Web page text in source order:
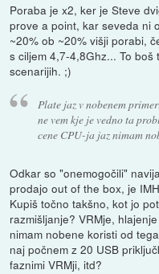
Poraba je x2, ker je Steve
prove a point, kar seveda ni
~20% ob ~20% višji porabi,
s ciljem 4,7-4,8Ghz... To
scenarijih. ;)
Plate jaz v nobenem
ne vem kje je vedno ta
cene CPU-ja jaz nimam
Odkar so "onemogočili"
prodajo out of the box, je
Kupiš točno takšno, kot jo
razmišljanje? VRMje,
nimam nobene koristi od
naj počnem z 20 USB
faznimi VRMji, itd?